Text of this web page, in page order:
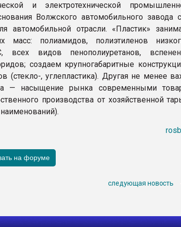
и электротехнической
Волжского автомобильного завода
автомобильной отрасли. «Пластик»
масс: полиамидов, полиэтиленов
всех видов пенополиуретанов,
создаем крупногабаритные
(стекло-, углепластика). Другая не менее
— насыщение рынка современными
производства от хозяйственной
следующая новость